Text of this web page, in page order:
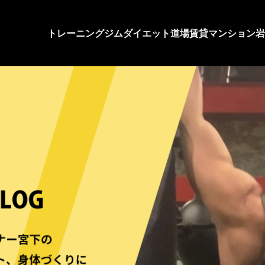
トレーニングジムダイエット道場賃貸マンション